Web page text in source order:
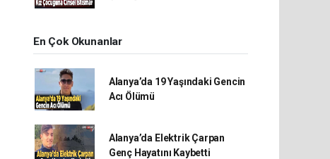
En Çok Okunanlar
Alanya’da 19 Yaşındaki Gencin
Acı Ölümü
Alanya’da Elektrik Çarpan
Genç Hayatını Kaybetti